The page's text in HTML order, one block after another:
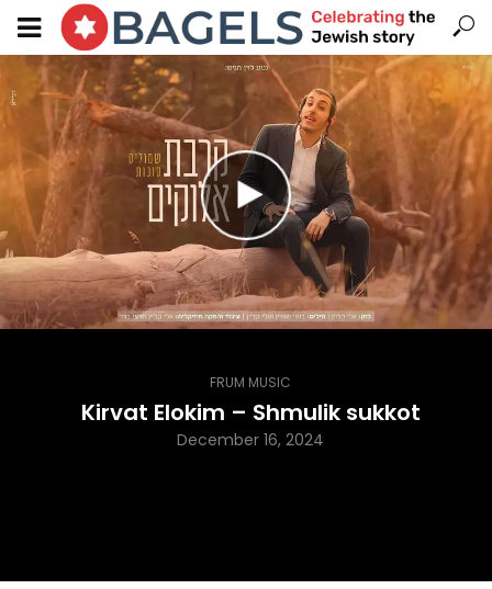
FRUM MUSIC
Kirvat Elokim – Shmulik sukkot
December 16, 2024